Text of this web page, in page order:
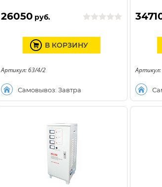
26050 руб.
Самовывоз: Завтра
В КОРЗИНУ
Артикул: 63/4/2